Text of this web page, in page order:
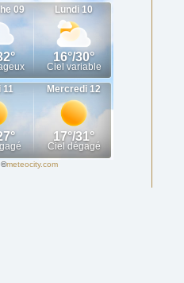
©meteocity.com